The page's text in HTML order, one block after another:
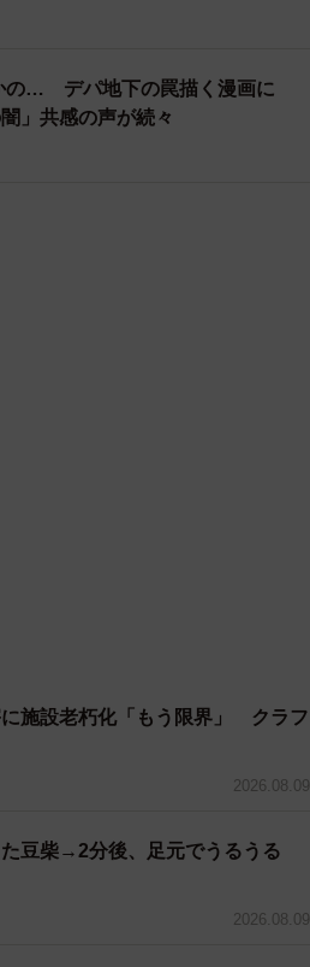
の… デパ地下の罠描く漫画に
」共感の声が続々
施設老朽化「もう限界」 クラフ
2026.08.09
た豆柴→2分後、足元でうるうる
2026.08.09